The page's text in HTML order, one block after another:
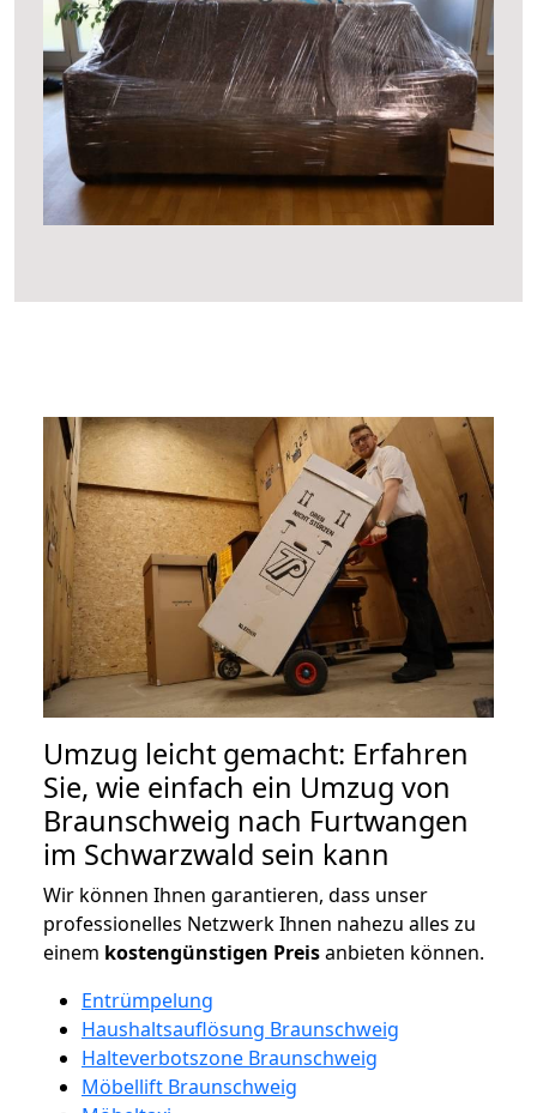
Umzug leicht gemacht: Erfahren
Sie, wie einfach ein Umzug von
Braunschweig nach Furtwangen
im Schwarzwald sein kann
Wir können Ihnen garantieren, dass unser
professionelles Netzwerk Ihnen nahezu alles zu
einem kostengünstigen Preisanbieten können.
Entrümpelung
Haushaltsauflösung Braunschweig
Halteverbotszone Braunschweig
Möbellift Braunschweig